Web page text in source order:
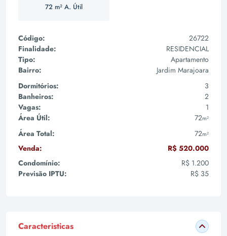
72 m² A. Útil
Código:
26722
Finalidade:
RESIDENCIAL
Tipo:
Apartamento
Bairro:
Jardim Marajoara
Dormitórios:
3
Banheiros:
2
Vagas:
1
Área Útil:
72m²
Área Total: 72m²
Venda:
R$ 520.000
Condomínio:
R$ 1.200
Previsão IPTU:
R$ 35
Caracteristicas